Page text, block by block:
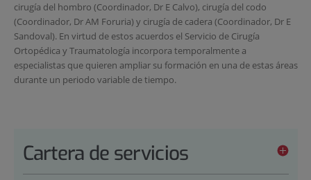
cirugía del hombro (Coordinador, Dr E Calvo), cirugía del codo
(Coordinador, Dr AM Foruria) y cirugía de cadera (Coordinador, Dr E
Sandoval). En virtud de estos acuerdos el Servicio de Cirugía
Ortopédica y Traumatología incorpora temporalmente a
especialistas que quieren ampliar su formación en una de estas áreas
durante un periodo variable de tiempo.
Cartera de servicios